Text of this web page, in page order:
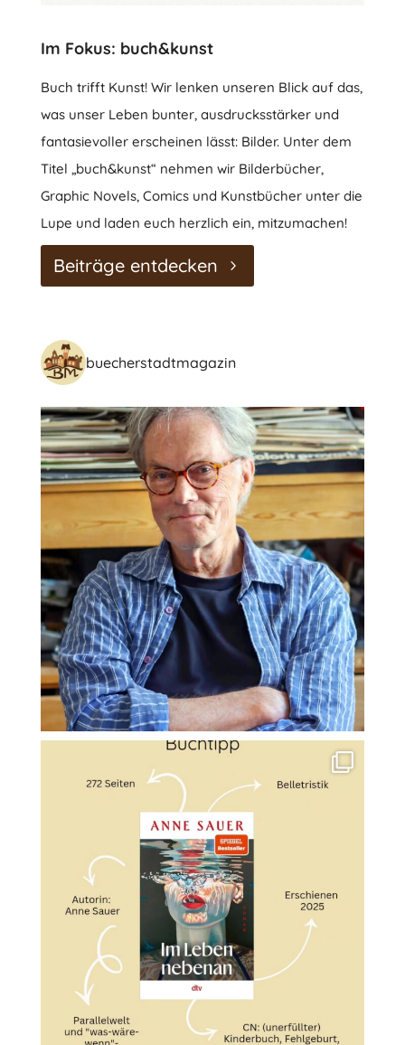
Im Fokus: buch&kunst
Buch trifft Kunst! Wir lenken unseren Blick auf das,
was unser Leben bunter, ausdrucksstärker und
fantasievoller erscheinen lässt: Bilder. Unter dem
Titel „buch&kunst“ nehmen wir Bilderbücher,
Graphic Novels, Comics und Kunstbücher unter die
Lupe und laden euch herzlich ein, mitzumachen!
Beiträge entdecken
buecherstadtmagazin